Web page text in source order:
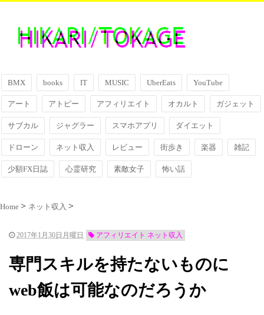
BMX books IT MUSIC UberEats YouTube
アート アトピー アフィリエイト オカルト ガジェット
サブカル ジャグラー スマホアプリ ダイエット
ドローン ネット収入 レビュー 街歩き 楽器 雑記
少額FX日誌 心霊研究 素敵女子 怖い話
Home ネット収入
2017年1月30日月曜日 アフィリエイト ネット収入
専門スキルを持たないものに
web飯は可能なのだろうか